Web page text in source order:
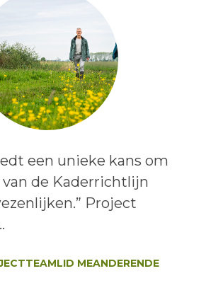
een unieke kans om
de Kaderrichtlijn
Project
MEANDERENDE